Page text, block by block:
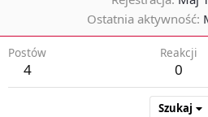
Ostatnia aktywność
Postów
4
Reakcji
0
Szukaj